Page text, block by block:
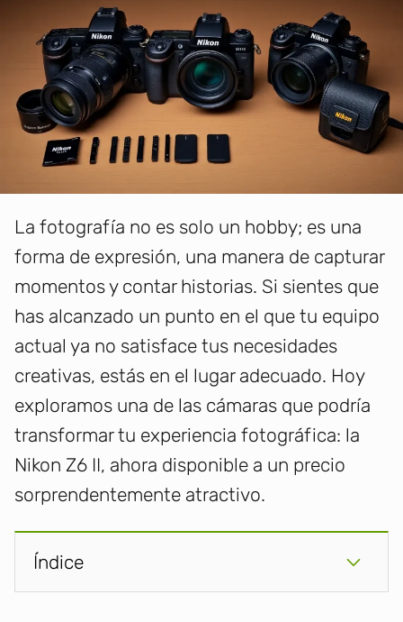
La fotografía no es solo un hobby; es una
forma de expresión, una manera de capturar
momentos y contar historias. Si sientes que
has alcanzado un punto en el que tu equipo
actual ya no satisface tus necesidades
creativas, estás en el lugar adecuado. Hoy
exploramos una de las cámaras que podría
transformar tu experiencia fotográfica: la
Nikon Z6 II, ahora disponible a un precio
sorprendentemente atractivo.
Índice